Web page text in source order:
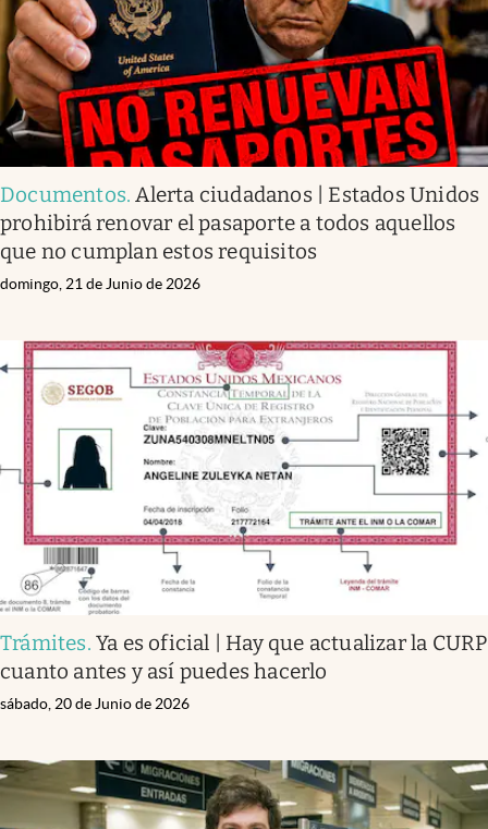
Documentos.Alerta ciudadanos | Estados Unidos
prohibirá renovar el pasaporte a todos aquellos
que no cumplan estos requisitos
domingo, 21 de Junio de 2026
Trámites.Ya es oficial | Hay que actualizar la CURP
cuanto antes y así puedes hacerlo
sábado, 20 de Junio de 2026